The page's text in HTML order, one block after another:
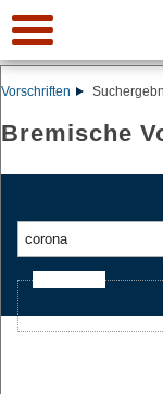
Vorschriften
Bremische